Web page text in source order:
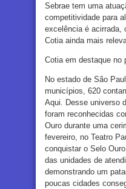
Sebrae tem uma
competitividade para
excelência é acirrada,
Cotia ainda mais
Cotia em destaque no
No estado de São
municípios, 620
Aqui. Desse universo
foram reconhecidas
Ouro durante uma
fevereiro, no Teatro
conquistar o Selo
das unidades de
demonstrando um
poucas cidades